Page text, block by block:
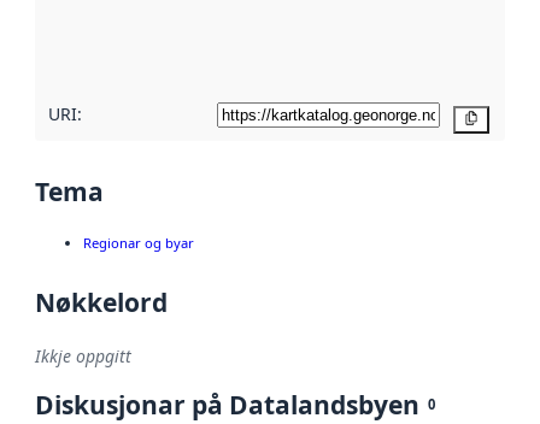
URI:
Tema
Regionar og byar
Nøkkelord
Ikkje oppgitt
Diskusjonar på Datalandsbyen 0